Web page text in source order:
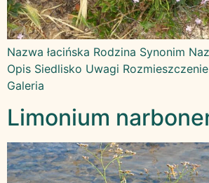
Nazwa łacińska Rodzina Synonim
Opis Siedlisko Uwagi
Galeria
Limonium